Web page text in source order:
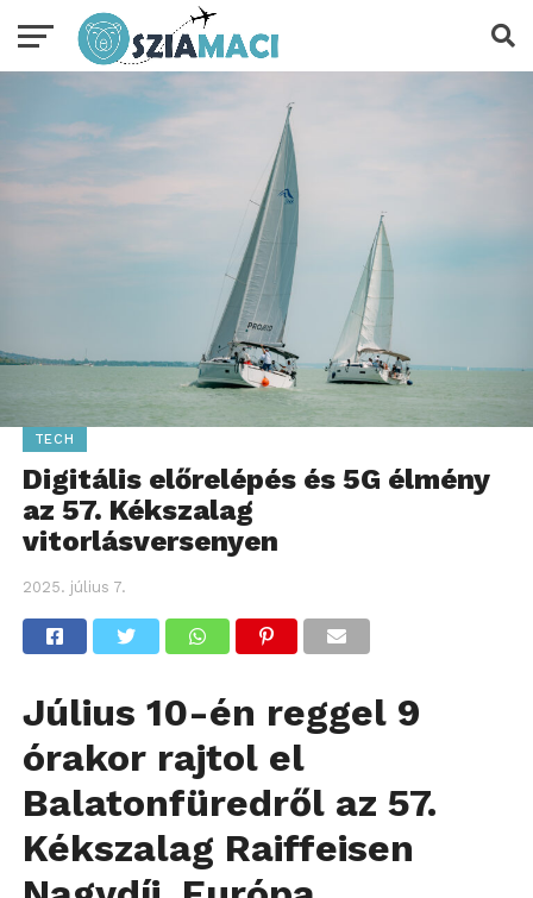
TECH
Digitális előrelépés és 5G élmény
az 57. Kékszalag
vitorlásversenyen
2025. július 7.
Július 10-én reggel 9
órakor rajtol el
Balatonfüredről az 57.
Kékszalag Raiffeisen